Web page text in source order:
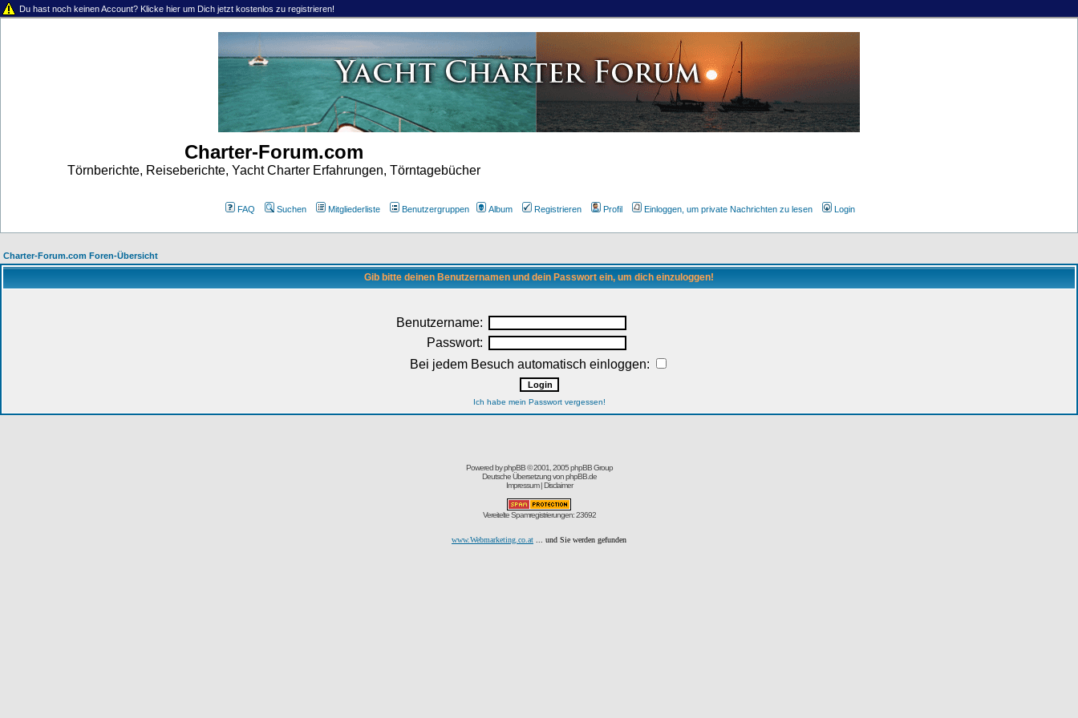
Du hast noch keinen Account? Klicke hier um Dich jetzt kostenlos zu registrieren!
Charter-Forum.com
Törnberichte, Reiseberichte, Yacht Charter Erfahrungen, Törntagebücher
FAQ Suchen Mitgliederliste Benutzergruppen Album Registrieren Profil Einloggen, um private Nachrichten zu lesen Login
Charter-Forum.com Foren-Übersicht
Gib bitte deinen Benutzernamen und dein Passwort ein, um dich einzuloggen!
Benutzername:
Passwort:
Bei jedem Besuch automatisch einloggen:
Ich habe mein Passwort vergessen!
Powered byphpBB© 2001, 2005 phpBB Group
Deutsche Übersetzung vonphpBB.de
Impressum|Disclaimer
Vereitelte Spamregistrierungen: 23692
www.Webmarketing.co.at ... und Sie werden gefunden